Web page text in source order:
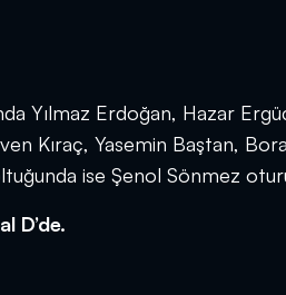
Yılmaz Erdoğan, Hazar
Kıraç, Yasemin Baştan,
ise Şenol Sönmez
D’de.